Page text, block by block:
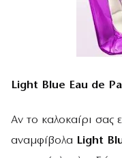
Light Blue Eau de
Αν το καλοκαίρι σας
αναμφίβολα Light